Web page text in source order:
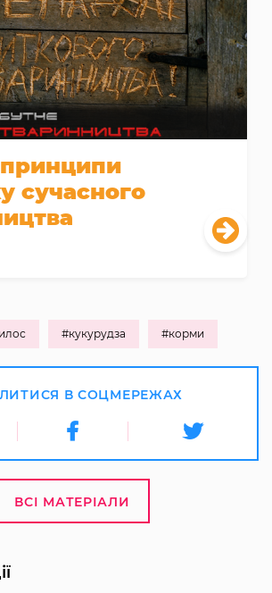
принципи
сучасного
#кукурудза #корми
В СОЦМЕРЕЖАХ
ВСІ МАТЕРІАЛИ